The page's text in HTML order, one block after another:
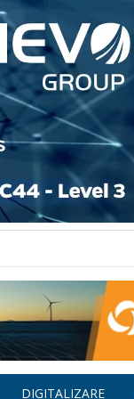
DIGITALIZARE